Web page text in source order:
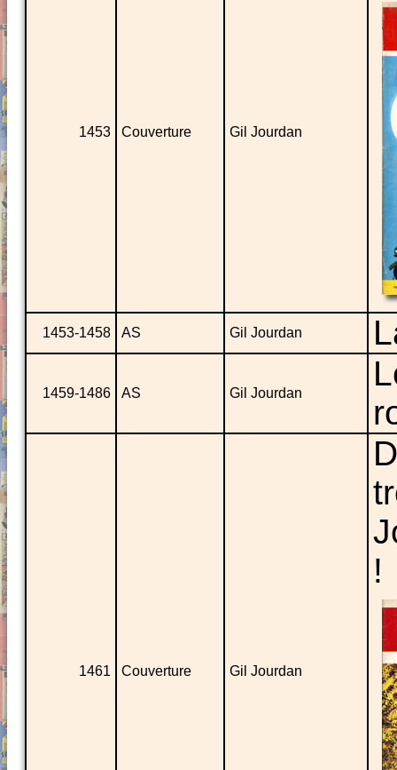
1453 Couverture Gil Jourdan
1453-1458 AS Gil Jourdan
1459-1486 AS Gil Jourdan
1461 Couverture Gil Jourdan
!